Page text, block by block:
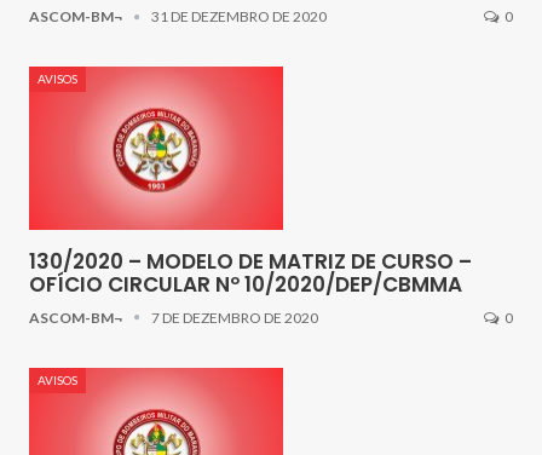
ASCOM-BM¬ 31 DE DEZEMBRO DE 2020 0
AVISOS
130/2020 – MODELO DE MATRIZ DE CURSO –
OFÍCIO CIRCULAR Nº 10/2020/DEP/CBMMA
ASCOM-BM¬ 7 DE DEZEMBRO DE 2020 0
AVISOS